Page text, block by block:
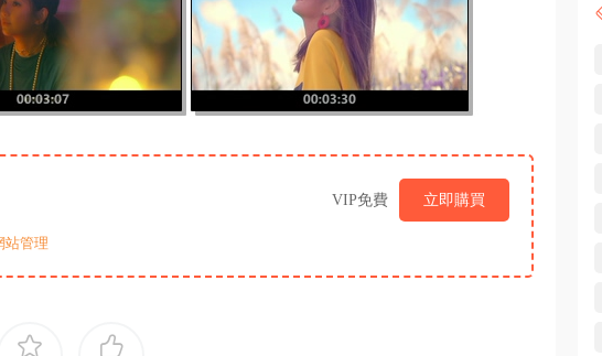
VIP免費 立即購買
站管理